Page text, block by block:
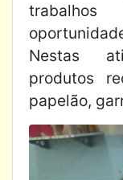
Nestas
produtos
papelão,